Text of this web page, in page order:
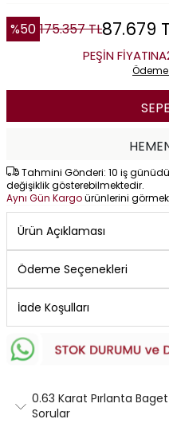
%50 175.357TL87.679
PEŞİN FİYATINA
Tahmini Gönderi: 10 iş
değişiklik gösterebilmektedir.
Aynı Gün Kargoürünlerini
Ürün Açıklaması
Ödeme Seçenekleri
İade Koşulları
0.63 Karat Pırlanta
Sorular